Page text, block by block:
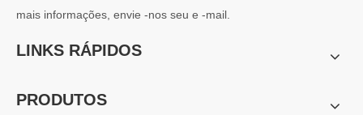
mais informações, envie -nos seu e -mail.
LINKS RÁPIDOS
PRODUTOS